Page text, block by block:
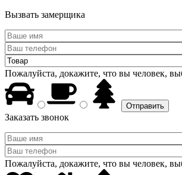
Вызвать замерщика
Пожалуйста, докажите, что вы человек,
Заказать звонок
Пожалуйста, докажите, что вы человек,